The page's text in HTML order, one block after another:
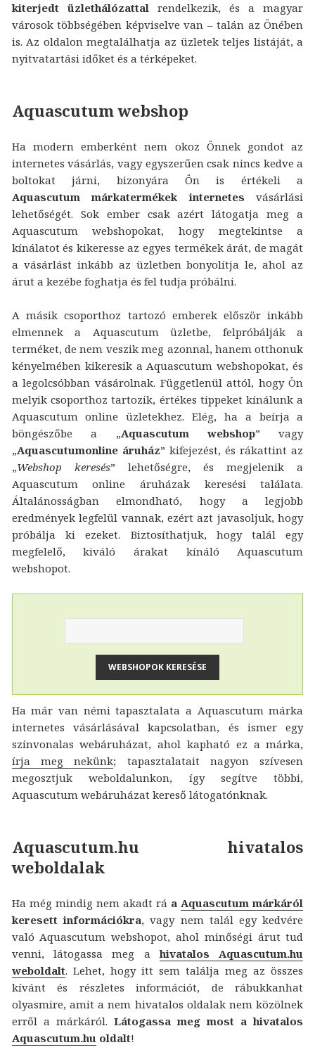
kiterjedt üzlethálózattalrendelkezik, és a magyar
városok többségében képviselve van – talán az Önében
is. Az oldalon megtalálhatja az üzletek teljes listáját, a
nyitvatartási időket és a térképeket.
Aquascutum webshop
Ha modern emberként nem okoz Önnek gondot az
internetes vásárlás, vagy egyszerűen csak nincs kedve a
boltokat járni, bizonyára Ön is értékeli a
Aquascutum márkatermékek internetes vásárlási
lehetőségét. Sok ember csak azért látogatja meg a
Aquascutum webshopokat, hogy megtekintse a
kínálatot és kikeresse az egyes termékek árát, de magát
a vásárlást inkább az üzletben bonyolítja le, ahol az
árut a kezébe foghatja és fel tudja próbálni.
A másik csoporthoz tartozó emberek először inkább
elmennek a Aquascutum üzletbe, felpróbálják a
terméket, de nem veszik meg azonnal, hanem otthonuk
kényelmében kikeresik a Aquascutum webshopokat, és
a legolcsóbban vásárolnak. Függetlenül attól, hogy Ön
melyik csoporthoz tartozik, értékes tippeket kínálunk a
Aquascutum online üzletekhez. Elég, ha a beírja a
böngészőbe a „Aquascutum webshop” vagy
„Aquascutumonline áruház” kifejezést, és rákattint az
„Webshop keresés” lehetőségre, és megjelenik a
Aquascutum online áruházak keresési találata.
Általánosságban elmondható, hogy a legjobb
eredmények legfelül vannak, ezért azt javasoljuk, hogy
próbálja ki ezeket. Biztosíthatjuk, hogy talál egy
megfelelő, kiváló árakat kínáló Aquascutum
webshopot.
Ha már van némi tapasztalata a Aquascutum márka
internetes vásárlásával kapcsolatban, és ismer egy
színvonalas webáruházat, ahol kapható ez a márka,
írja meg nekünk; tapasztalatait nagyon szívesen
megosztjuk weboldalunkon, így segítve többi,
Aquascutum webáruházat kereső látogatónknak.
Aquascutum.hu hivatalos
weboldalak
Ha még mindig nem akadt rá a Aquascutum márkáról
keresett információkra, vagy nem talál egy kedvére
való Aquascutum webshopot, ahol minőségi árut tud
venni, látogassa meg ahivatalos Aquascutum.hu
weboldalt. Lehet, hogy itt sem találja meg az összes
kívánt és részletes információt, de rábukkanhat
olyasmire, amit a nem hivatalos oldalak nem közölnek
erről a márkáról. Látogassa meg most a hivatalos
Aquascutum.hu oldalt!